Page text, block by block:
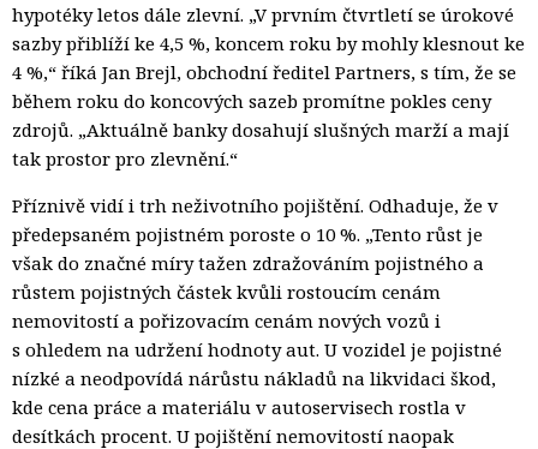
hypotéky letos dále zlevní. „V prvním čtvrtletí se úrokové
sazby přiblíží ke 4,5 %, koncem roku by mohly klesnout ke
4 %,“ říká Jan Brejl, obchodní ředitel Partners, s tím, že se
během roku do koncových sazeb promítne pokles ceny
zdrojů. „Aktuálně banky dosahují slušných marží a mají
tak prostor pro zlevnění.“
Příznivě vidí i trh neživotního pojištění. Odhaduje, že v
předepsaném pojistném poroste o 10 %. „Tento růst je
však do značné míry tažen zdražováním pojistného a
růstem pojistných částek kvůli rostoucím cenám
nemovitostí a pořizovacím cenám nových vozů i
s ohledem na udržení hodnoty aut. U vozidel je pojistné
nízké a neodpovídá nárůstu nákladů na likvidaci škod,
kde cena práce a materiálu v autoservisech rostla v
desítkách procent. U pojištění nemovitostí naopak